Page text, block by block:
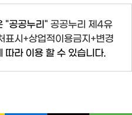
"공공누리" 공공누리 제4유
표시+상업적이용금지+변경
따라 이용 할 수 있습니다.